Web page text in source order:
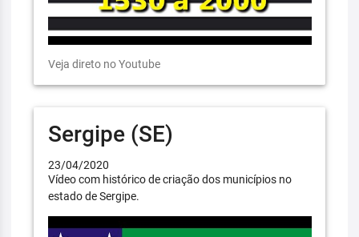
Veja direto no Youtube
Sergipe (SE)
23/04/2020
Vídeo com histórico de criação dos municípios no
estado de Sergipe.